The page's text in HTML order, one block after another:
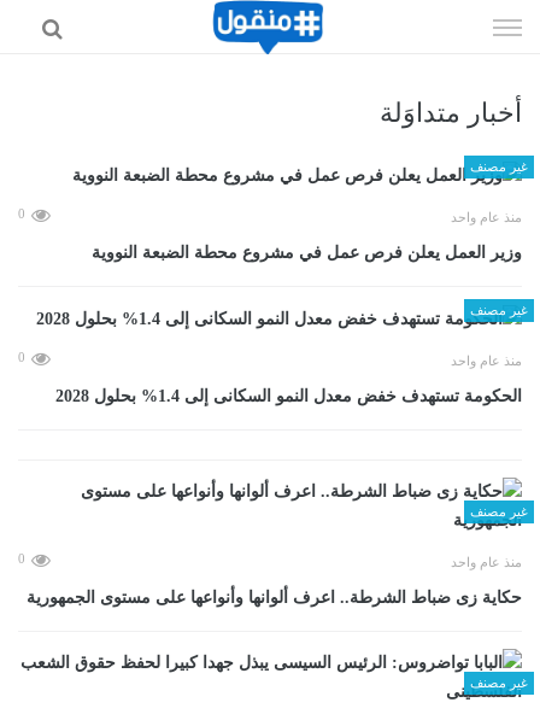
الى
أخبار متداوَلة
غير مصنف
منذ عام واحد 0
وزير العمل يعلن فرص عمل في مشروع محطة الضبعة النووية
غير مصنف
منذ عام واحد 0
الحكومة تستهدف خفض معدل النمو السكانى إلى 1.4% بحلول 2028
غير مصنف
منذ عام واحد 0
حكاية زى ضباط الشرطة.. اعرف ألوانها وأنواعها على مستوى الجمهورية
غير مصنف